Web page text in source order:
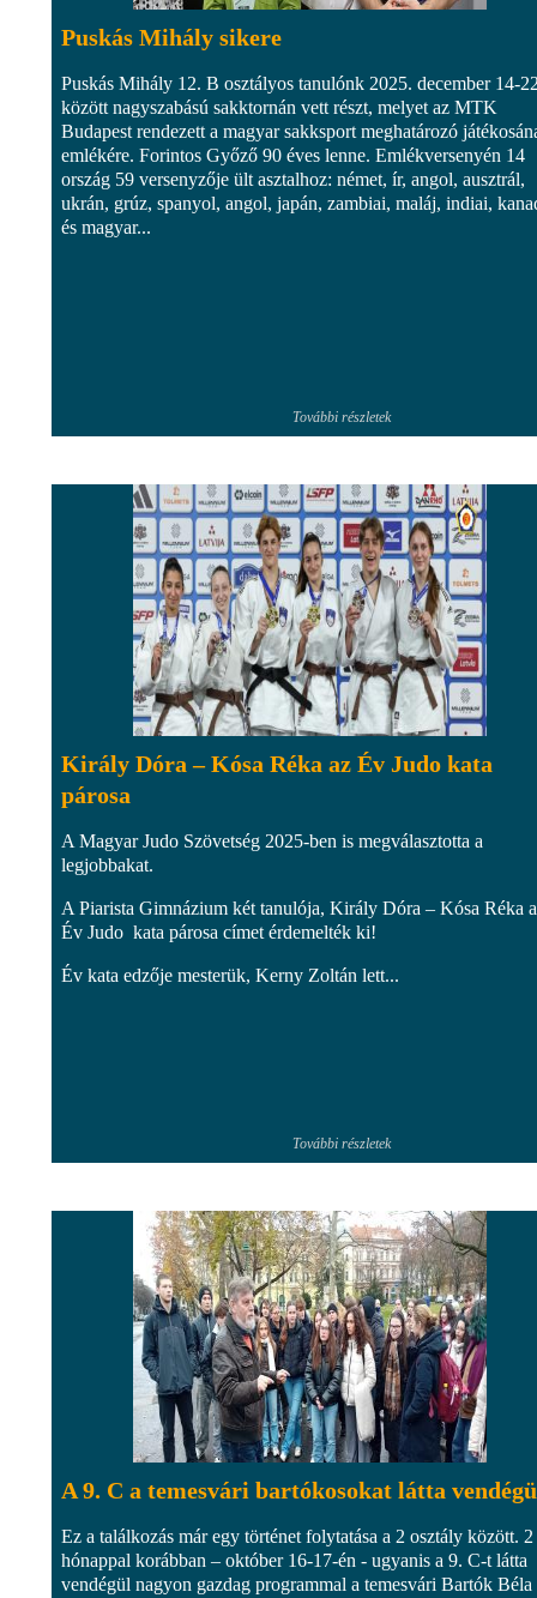
Puskás Mihály sikere
Puskás Mihály 12. B osztályos tanulónk 2025. december 14-
között nagyszabású sakktornán vett részt, melyet az MTK
Budapest rendezett a magyar sakksport meghatározó
emlékére. Forintos Győző 90 éves lenne. Emlékversenyén 14
ország 59 versenyzője ült asztalhoz: német, ír, angol, ausztrál,
ukrán, grúz, spanyol, angol, japán, zambiai, maláj, indiai,
és magyar...
További részletek
Király Dóra – Kósa Réka az Év Judo kata
párosa
A Magyar Judo Szövetség 2025-ben is megválasztotta a
legjobbakat.
A Piarista Gimnázium két tanulója, Király Dóra – Kósa Réka
Év Judo kata párosa címet érdemelték ki!
Év kata edzője mesterük, Kerny Zoltán lett...
További részletek
A 9. C a temesvári bartókosokat látta
Ez a találkozás már egy történet folytatása a 2 osztály között. 2
hónappal korábban – október 16-17-én - ugyanis a 9. C-t látta
vendégül nagyon gazdag programmal a temesvári Bartók Béla